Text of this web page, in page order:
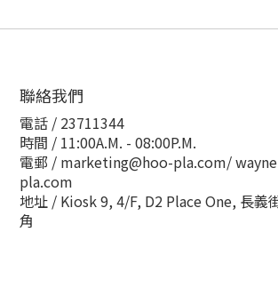
聯絡我們
電話 / 23711344
時間 / 11:00A.M. - 08:00P.M.
電郵 / marketing@hoo-pla.com/
pla.com
地址 / Kiosk 9, 4/F, D2 Place One, 長義
角